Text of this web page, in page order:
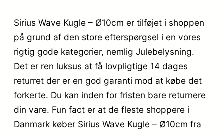
Sirius Wave Kugle – Ø10cm er tilføjet i shoppen
på grund af den store efterspørgsel i en vores
rigtig gode kategorier, nemlig Julebelysning.
Det er ren luksus at få lovpligtige 14 dages
returret der er en god garanti mod at købe det
forkerte. Du kan inden for fristen bare returnere
din vare. Fun fact er at de fleste shoppere i
Danmark køber Sirius Wave Kugle – Ø10cm fra